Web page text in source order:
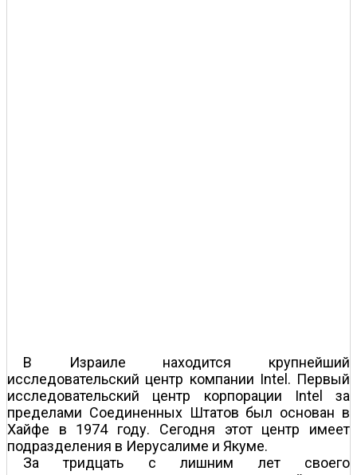
В Израиле находится крупнейший
исследовательский центр компании Intel. Первый
исследовательский центр корпорации Intel за
пределами Соединенных Штатов был основан в
Хайфе в 1974 году. Сегодня этот центр имеет
подразделения в Иерусалиме и Якуме.
За тридцать с лишним лет своего